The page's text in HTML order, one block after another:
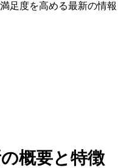
足度を高める最新の情報
概要と特徴